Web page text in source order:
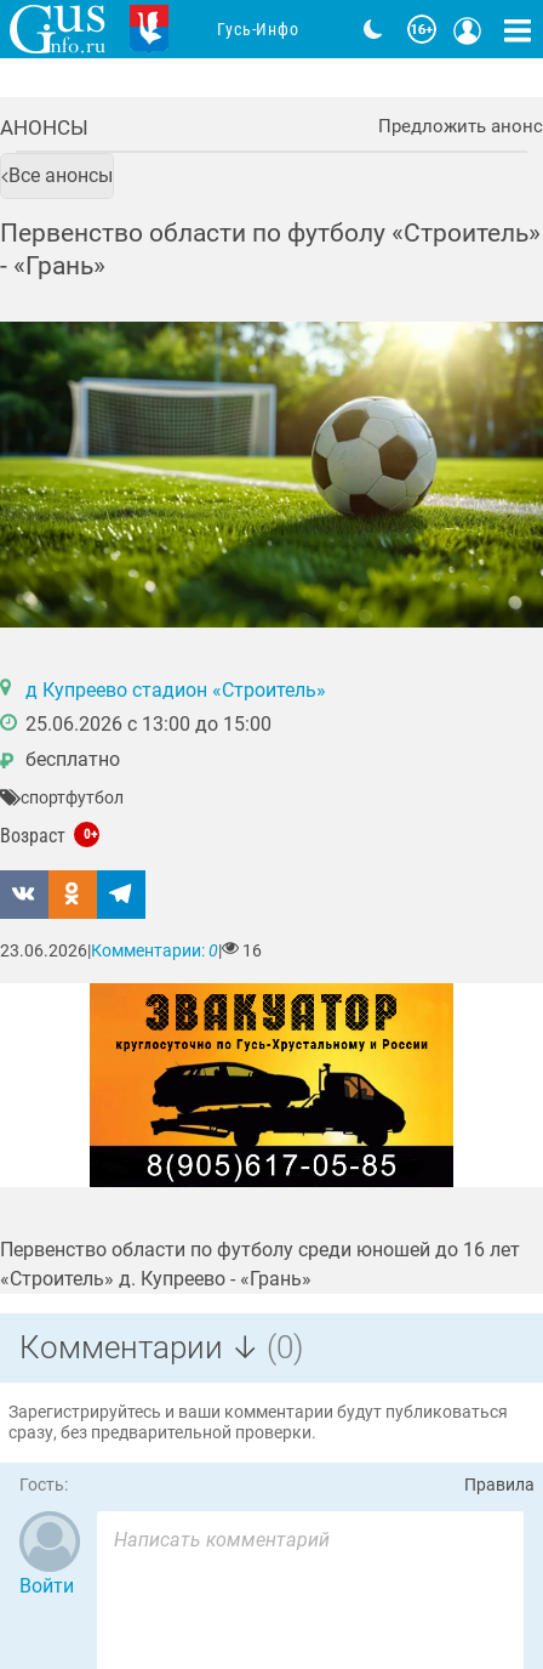
АНОНСЫ Предложить анонс
Все анонсы
Первенство области по футболу «Строитель»
- «Грань»
Первенство области по футболу среди юношей до 16 лет
«Строитель» д. Купреево - «Грань»
д Купреево стадион «Строитель»
25.06.2026 с 13:00 до 15:00
бесплатно
₽
спортфутбол
Возраст 0+
23.06.2026|Комментарии:0| 16
Комментарии ↓ (0)
Зарегистрируйтесь и ваши комментарии будут публиковаться
сразу, без предварительной проверки.
Гость: Правила
Войти
Гусь-Инфо